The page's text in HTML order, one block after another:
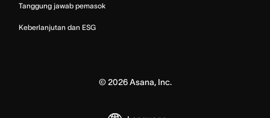
Tanggung jawab pemasok
Keberlanjutan dan ESG
© 2026Asana, Inc.